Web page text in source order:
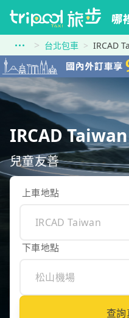
台北包車 IRCAD
IRCAD
兒童友善
上車地點
下車地點
查